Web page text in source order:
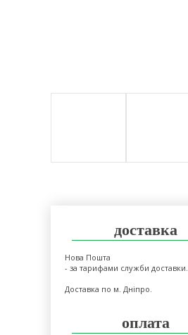
доставка
Нова Пошта
- за тарифами служби доставки.
Доставка по м. Дніпро.
оплата